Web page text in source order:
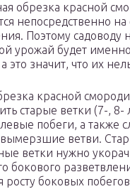
обрезка красной
непосредственно на
Поэтому садоводу
урожай будет
это значит, что их
красной
старые ветки (7-, 8-
побеги, а также
ветви.
ветки нужно
бокового
росту боковых